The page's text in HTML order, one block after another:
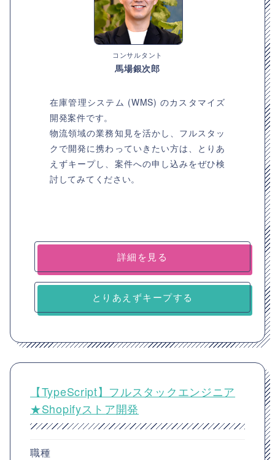
コンサルタント
馬場銀次郎
在庫管理システム (WMS) のカスタマイズ
開発案件です。
物流領域の業務知見を活かし、フルスタッ
クで開発に携わっていきたい方は、とりあ
えずキープし、案件への申し込みをぜひ検
討してみてください。
詳細を見る
とりあえずキープする
【TypeScript】フルスタックエンジニア
★Shopifyストア開発
職種